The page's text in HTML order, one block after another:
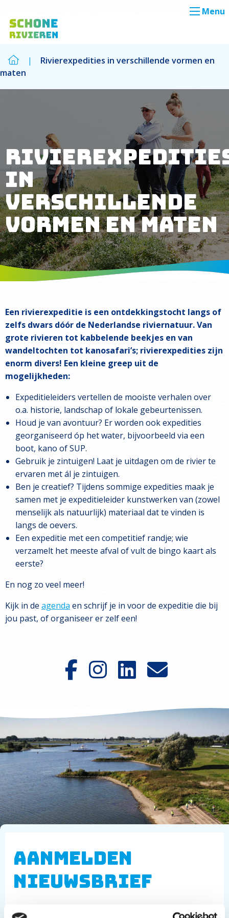
Menu
|
Rivierexpedities in verschillende vormen en
maten
in
verschillende
vormen en maten
Een rivierexpeditie is een ontdekkingstocht langs of
zelfs dwars dóór de Nederlandse riviernatuur. Van
grote rivieren tot kabbelende beekjes en van
wandeltochten tot kanosafari’s; rivierexpedities zijn
enorm divers! Een kleine greep uit de
mogelijkheden:
Expeditieleiders vertellen de mooiste verhalen over
o.a. historie, landschap of lokale gebeurtenissen.
Houd je van avontuur? Er worden ook expedities
georganiseerd óp het water, bijvoorbeeld via een
boot, kano of SUP.
Gebruik je zintuigen! Laat je uitdagen om de rivier te
ervaren met ál je zintuigen.
Ben je creatief? Tijdens sommige expedities maak je
samen met je expeditieleider kunstwerken van (zowel
menselijk als natuurlijk) materiaal dat te vinden is
langs de oevers.
Een expeditie met een competitief randje; wie
verzamelt het meeste afval of vult de bingo kaart als
eerste?
En nog zo veel meer!
Kijk in de agenda en schrijf je in voor de expeditie die bij
jou past, of organiseer er zelf een!